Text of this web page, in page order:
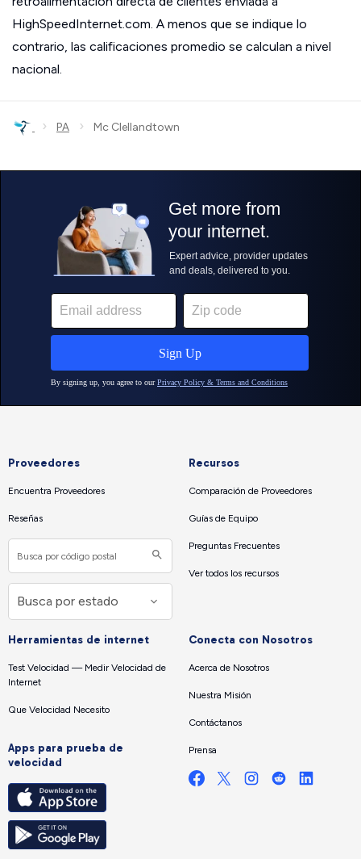
HighSpeedInternet.com. A menos que se indique lo
contrario, las calificaciones promedio se calculan a nivel
nacional.
› PA › Mc Clellandtown
Proveedores
Encuentra Proveedores
Reseñas
Recursos
Comparación de Proveedores
Guías de Equipo
Preguntas Frecuentes
Ver todos los recursos
Herramientas de internet
Test Velocidad — Medir Velocidad de
Internet
Que Velocidad Necesito
Apps para prueba de
velocidad
Conecta con Nosotros
Acerca de Nosotros
Nuestra Misión
Contáctanos
Prensa